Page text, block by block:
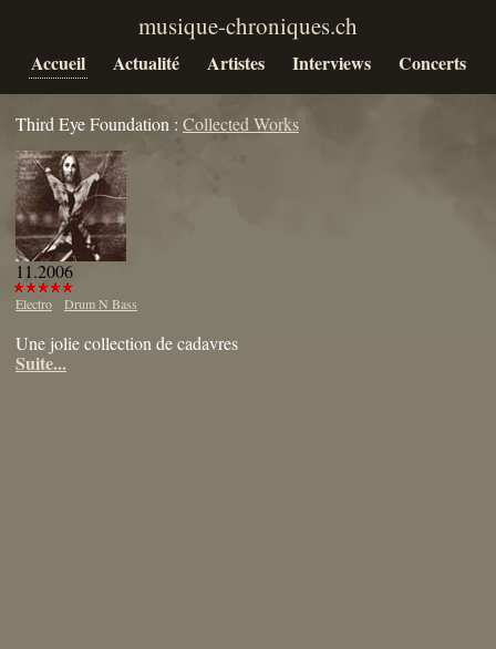
Accueil Actualité Artistes Interviews Concerts
Third Eye Foundation : Collected Works
11.2006
Electro Drum N Bass
Une jolie collection de cadavres
Suite...